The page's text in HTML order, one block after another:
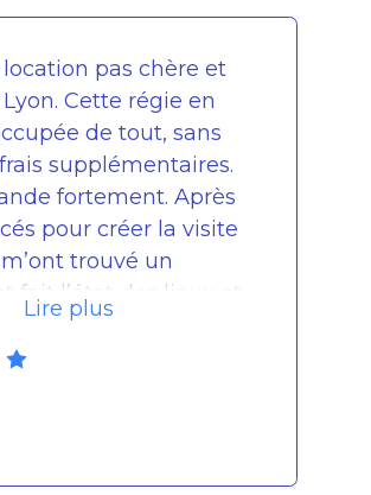
pas chère et
Cette régie en
de tout, sans
supplémentaires.
fortement. Après
pour créer la visite
trouvé un
fait l’état des lieux et
faire la gestion
Lire plus